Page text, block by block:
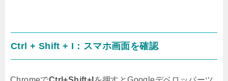
Ctrl + Shift + I：スマホ画面を確認